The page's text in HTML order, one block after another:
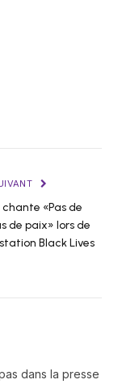
«Pas de
de paix» lors de
Black Lives
dans la presse